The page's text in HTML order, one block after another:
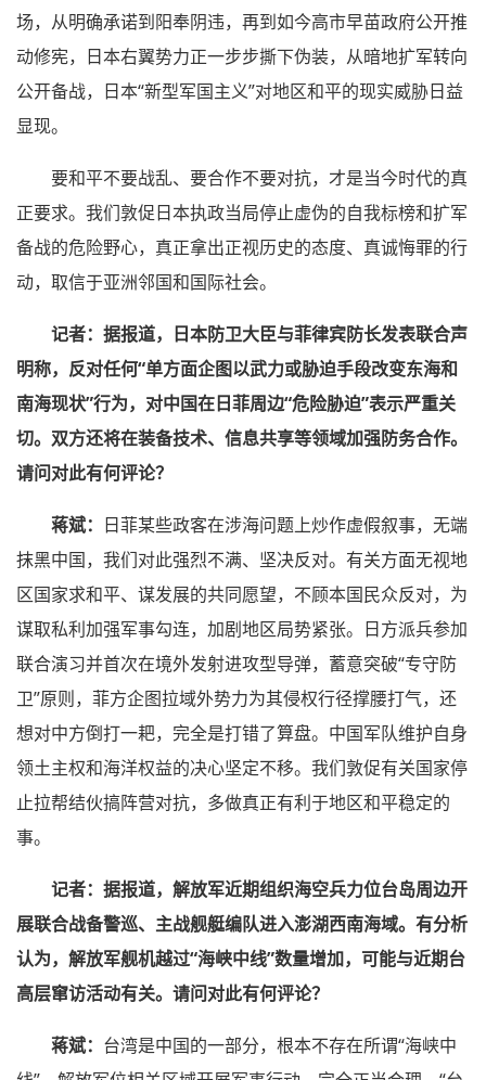
场，从明确承诺到阳奉阴违，再到如今高市早苗政府公开推
动修宪，日本右翼势力正一步步撕下伪装，从暗地扩军转向
公开备战，日本“新型军国主义”对地区和平的现实威胁日益
显现。
要和平不要战乱、要合作不要对抗，才是当今时代的真
正要求。我们敦促日本执政当局停止虚伪的自我标榜和扩军
备战的危险野心，真正拿出正视历史的态度、真诚悔罪的行
动，取信于亚洲邻国和国际社会。
记者：据报道，日本防卫大臣与菲律宾防长发表联合声
明称，反对任何“单方面企图以武力或胁迫手段改变东海和
南海现状”行为，对中国在日菲周边“危险胁迫”表示严重关
切。双方还将在装备技术、信息共享等领域加强防务合作。
请问对此有何评论？
蒋斌： 日菲某些政客在涉海问题上炒作虚假叙事，无端
抹黑中国，我们对此强烈不满、坚决反对。有关方面无视地
区国家求和平、谋发展的共同愿望，不顾本国民众反对，为
谋取私利加强军事勾连，加剧地区局势紧张。日方派兵参加
联合演习并首次在境外发射进攻型导弹，蓄意突破“专守防
卫”原则，菲方企图拉域外势力为其侵权行径撑腰打气，还
想对中方倒打一耙，完全是打错了算盘。中国军队维护自身
领土主权和海洋权益的决心坚定不移。我们敦促有关国家停
止拉帮结伙搞阵营对抗，多做真正有利于地区和平稳定的
事。
记者：据报道，解放军近期组织海空兵力位台岛周边开
展联合战备警巡、主战舰艇编队进入澎湖西南海域。有分析
认为，解放军舰机越过“海峡中线”数量增加，可能与近期台
高层窜访活动有关。请问对此有何评论？
蒋斌： 台湾是中国的一部分，根本不存在所谓“海峡中